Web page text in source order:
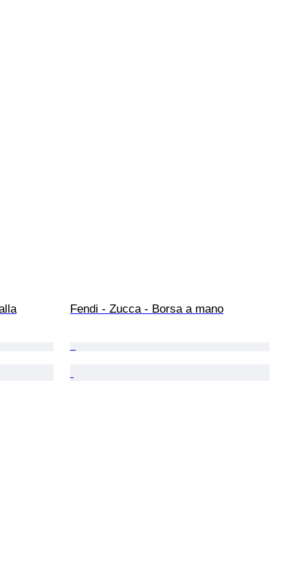
Fendi - Zucca - Borsa a mano